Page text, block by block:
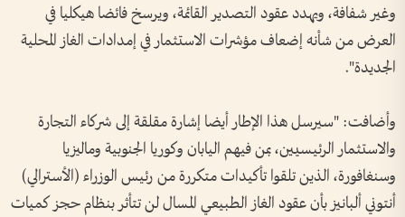
وغير شفافة، ويهدد عقود التصدير القائمة، ويرسخ فائضا هيكليا في
العرض من شأنه إضعاف مؤشرات الاستثمار في إمدادات الغاز المحلية
الجديدة".
وأضافت: "سيرسل هذا الإطار أيضا إشارة مقلقة إلى شركاء التجارة
والاستثمار الرئيسيين، بمن فيهم اليابان وكوريا الجنوبية وماليزيا
وسنغافورة، الذين تلقوا تأكيدات متكررة من رئيس الوزراء (الأسترالي)
أنتوني ألبانيز بأن عقود الغاز الطبيعي المسال لن تتأثر بنظام حجز كميات